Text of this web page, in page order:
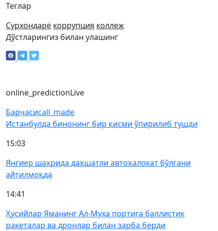
Теглар
Сурхондарё коррупция коллеж
Дўстларингиз билан улашинг
online_predictionLive
Барчасиcall_made
Истанбулда бинонинг бир қисми ўпирилиб тушди
15:03
Янгиер шаҳрида даҳшатли автоҳалокат бўлгани
айтилмоқда
14:41
Ҳусийлар Яманинг Ал-Муха портига баллистик
ракеталар ва дронлар билан зарба берди